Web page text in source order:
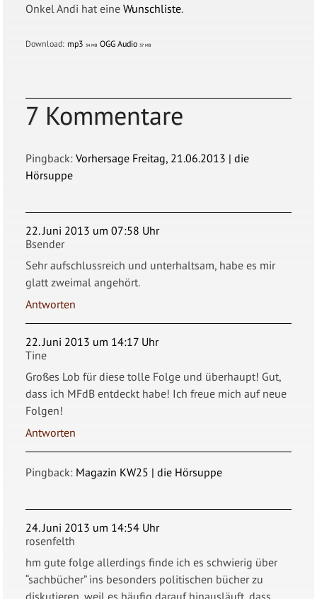
Onkel Andi hat eineWunschliste.
Download: mp3 34 MB OGG Audio 37 MB
7 Kommentare
Pingback:Vorhersage Freitag, 21.06.2013 | die
Hörsuppe
22. Juni 2013 um 07:58 Uhr
Bsender
Sehr aufschlussreich und unterhaltsam, habe es mir
glatt zweimal angehört.
Antworten
22. Juni 2013 um 14:17 Uhr
Tine
Großes Lob für diese tolle Folge und überhaupt! Gut,
dass ich MFdB entdeckt habe! Ich freue mich auf neue
Folgen!
Antworten
Pingback: Magazin KW25 | die Hörsuppe
24. Juni 2013 um 14:54 Uhr
rosenfelth
hm gute folge allerdings finde ich es schwierig über
“sachbücher” ins besonders politischen bücher zu
diskutieren, weil es häufig darauf hinausläuft, dass